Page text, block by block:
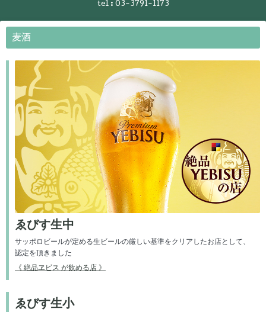
tel : 03-3791-1173
麦酒
ゑびす生中
サッポロビールが定める生ビールの厳しい基準をクリアしたお店として、
認定を頂きました
《 絶品ヱビス が飲める店 》
ゑびす生小